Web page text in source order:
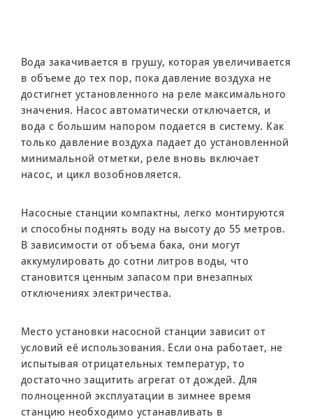
Вода закачивается в грушу, которая увеличивается
в объеме до тех пор, пока давление воздуха не
достигнет установленного на реле максимального
значения. Насос автоматически отключается, и
вода с большим напором подается в систему. Как
только давление воздуха падает до установленной
минимальной отметки, реле вновь включает
насос, и цикл возобновляется.
Насосные станции компактны, легко монтируются
и способны поднять воду на высоту до 55 метров.
В зависимости от объема бака, они могут
аккумулировать до сотни литров воды, что
становится ценным запасом при внезапных
отключениях электричества.
Место установки насосной станции зависит от
условий её использования. Если она работает, не
испытывая отрицательных температур, то
достаточно защитить агрегат от дождей. Для
полноценной эксплуатации в зимнее время
станцию необходимо устанавливать в